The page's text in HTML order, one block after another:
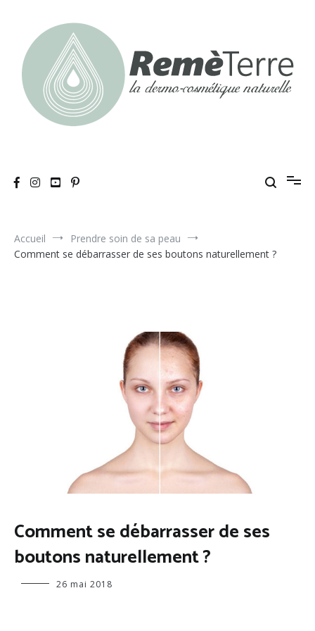
contenu
Accueil
Prendre soin de sa peau
Comment se débarrasser de ses boutons naturellement ?
,
,
Comment se débarrasser de ses
boutons naturellement ?
Virginie 26 mai 2018